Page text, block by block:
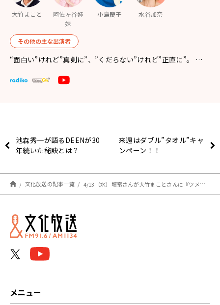
大竹まこと
阿佐ヶ谷姉
妹
小島慶子 水谷加奈
その他の主な出演者
“面白い”けれど”真剣に”、”くだらない”けれど”正直に”。 …
池森秀一が語るDEENが30
年続いた秘訣とは？
来週はダブル”タオル”キャ
ンペーン！！
文化放送の記事一覧 4/13（水）壇蜜さんが大竹まことさんに『ツメ』をお手入れする機械をプレゼント！？その使い心地は！？
メニュー